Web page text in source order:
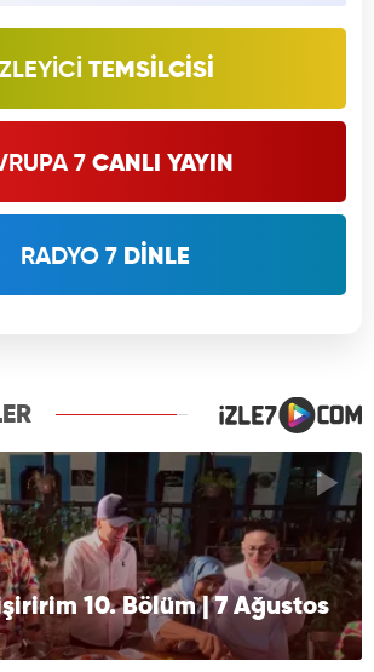
TEMSİLCİSİ
7 CANLI YAYIN
RADYO 7 DİNLE
10. Bölüm | 7 Ağustos